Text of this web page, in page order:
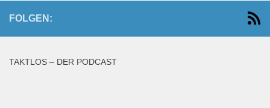
FOLGEN:
TAKTLOS – DER PODCAST